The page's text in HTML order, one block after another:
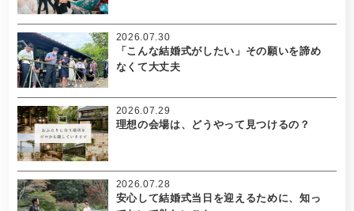
「こんな結婚式がしたい」その願いを諦め
なくて大丈夫
2026.07.30
理想の会場は、どうやって見つけるの？
2026.07.29
安心して結婚式当日を迎えるために、知っ
2026.07.28